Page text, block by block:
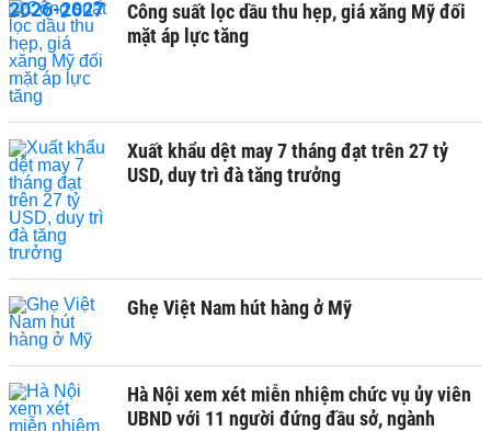
Công suất lọc dầu thu hẹp, giá xăng Mỹ đối
mặt áp lực tăng
Xuất khẩu dệt may 7 tháng đạt trên 27 tỷ
USD, duy trì đà tăng trưởng
Ghẹ Việt Nam hút hàng ở Mỹ
Hà Nội xem xét miễn nhiệm chức vụ ủy viên
UBND với 11 người đứng đầu sở, ngành